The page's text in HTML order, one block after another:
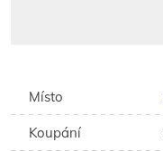
Místo
Koupání